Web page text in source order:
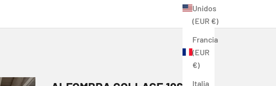
Unidos
(EUR €)
Francia
(EUR
€)
Italia